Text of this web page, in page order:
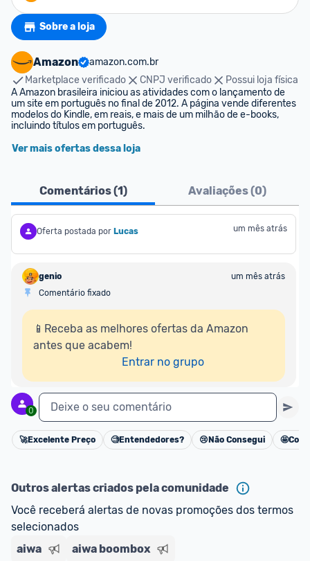
Sobre a loja
Amazon
amazon.com.br
Marketplace verificado
CNPJ verificado
Possui loja física
A Amazon brasileira iniciou as atividades com o lançamento de
um site em português no final de 2012. A página vende diferentes
modelos do Kindle, em reais, e mais de um milhão de e-books,
incluindo títulos em português.
Ver mais ofertas dessa loja
Comentários (1) Avaliações (0)
Oferta postada por Lucas um mês atrás
genio
um mês atrás
Comentário fixado
📱Receba as melhores ofertas da Amazon
antes que acabem!
Entrar no grupo
0 Deixe o seu comentário
Cancelar
🚀Excelente Preço 🧐Entendedores? 😢 Não Consegui 🤩
Outros alertas criados pela comunidade
Você receberá alertas de novas promoções dos termos
selecionados
aiwa
aiwa boombox